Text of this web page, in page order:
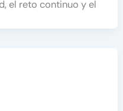
el reto continuo y el